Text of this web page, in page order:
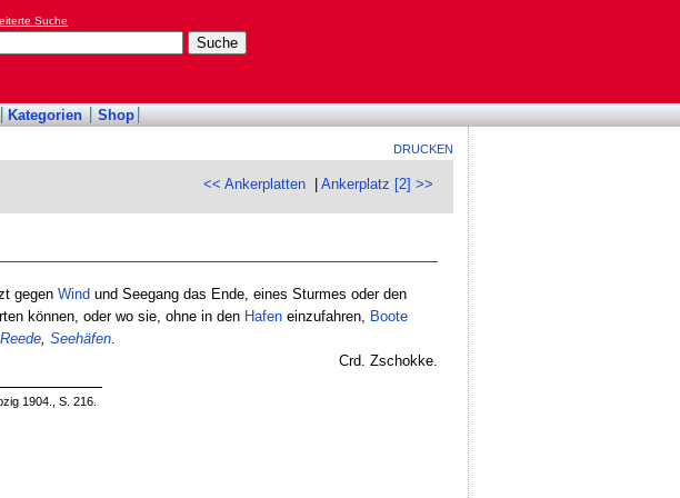
Suche
Kategorien Shop
DRUCKEN
<< Ankerplatten |Ankerplatz [2] >>
gegen Wind und Seegang das Ende, eines Sturmes oder den
können, oder wo sie, ohne in den Hafeneinzufahren,
Boote
Reede, Seehäfen.
Crd. Zschokke.
1904., S. 216.